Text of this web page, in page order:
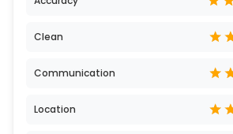
Clean
Communication
Location